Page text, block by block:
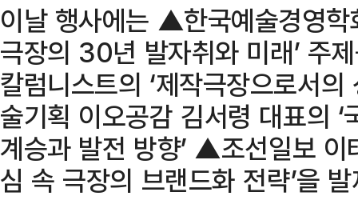
이날 행사에는 ▲한국예술경영학
극장의 30년 발자취와 미래’ 주
칼럼니스트의 ‘제작극장으로서
술기획 이오공감 김서령 대표의
계승과 발전 방향’ ▲조선일보 이
심 속 극장의 브랜드화 전략’을